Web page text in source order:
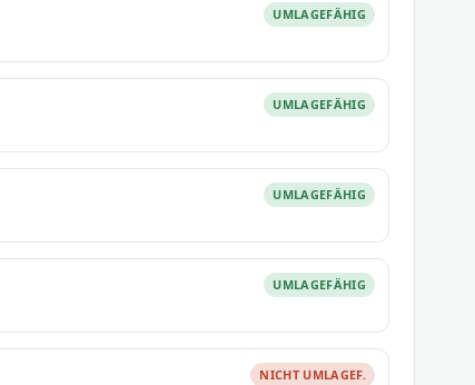
UMLAGEFÄHIG
UMLAGEFÄHIG
UMLAGEFÄHIG
UMLAGEFÄHIG
NICHT UMLAGEF.